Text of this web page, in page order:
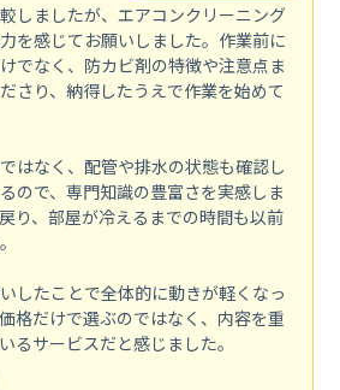
しましたが、エアコンクリーニング
を感じてお願いしました。作業前に
でなく、防カビ剤の特徴や注意点ま
さり、納得したうえで作業を始めて
はなく、配管や排水の状態も確認し
ので、専門知識の豊富さを実感しま
り、部屋が冷えるまでの時間も以前
したことで全体的に動きが軽くなっ
格だけで選ぶのではなく、内容を重
るサービスだと感じました。